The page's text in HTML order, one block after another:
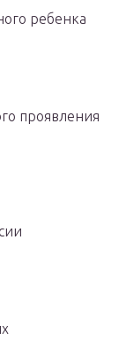
ребенка
проявления